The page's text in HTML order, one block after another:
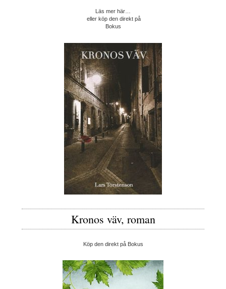
Läs mer här…
eller köp den direkt på
Bokus
Kronos väv, roman
Köp den direkt på Bokus